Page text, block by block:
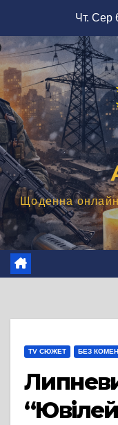
вмісту
Чт. Сер
Щоденна онлайн
TV СЮЖЕТ БЕЗ